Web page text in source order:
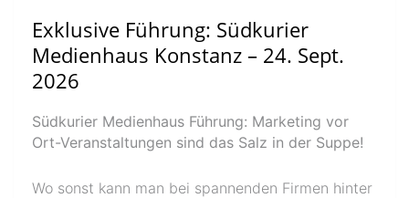
Exklusive Führung: Südkurier
Medienhaus Konstanz – 24. Sept.
2026
Südkurier Medienhaus Führung: Marketing vor
Ort-Veranstaltungen sind das Salz in der Suppe!
Wo sonst kann man bei spannenden Firmen hinter